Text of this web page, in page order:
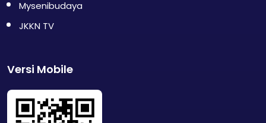
Mysenibudaya
JKKN TV
Versi Mobile